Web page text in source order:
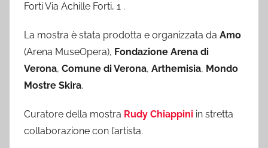
Forti Via Achille Forti, 1 .
La mostra è stata prodotta e organizzata da Amo
(Arena MuseOpera), Fondazione Arena di
Verona, Comune di Verona, Arthemisia, Mondo
Mostre Skira.
Curatore della mostra Rudy Chiappini in stretta
collaborazione con l’artista.